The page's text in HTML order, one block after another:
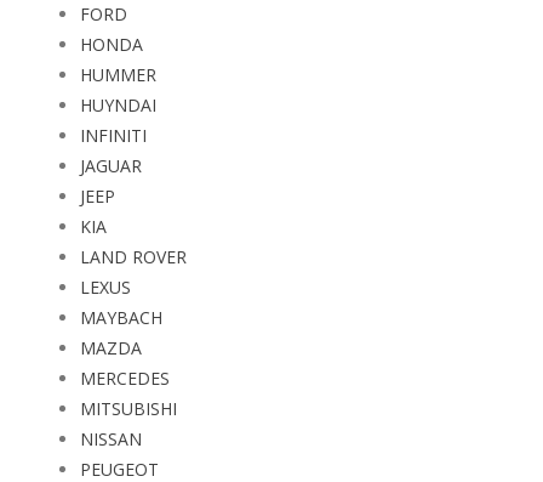
FORD
HONDA
HUMMER
HUYNDAI
INFINITI
JAGUAR
JEEP
KIA
LAND ROVER
LEXUS
MAYBACH
MAZDA
MERCEDES
MITSUBISHI
NISSAN
PEUGEOT